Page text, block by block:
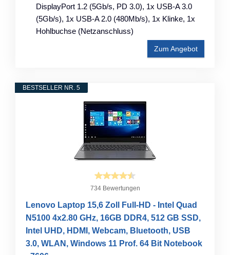
DisplayPort 1.2 (5Gb/​s, PD 3.0), 1x USB-A 3.0
(5Gb/​s), 1x USB-A 2.0 (480Mb/​s), 1x Klinke, 1x
Hohlbuchse (Netzanschluss)
Zum Angebot
BESTSELLER NR. 5
734 Bewertungen
Lenovo Laptop 15,6 Zoll Full-HD - Intel Quad
N5100 4x2.80 GHz, 16GB DDR4, 512 GB SSD,
Intel UHD, HDMI, Webcam, Bluetooth, USB
3.0, WLAN, Windows 11 Prof. 64 Bit Notebook